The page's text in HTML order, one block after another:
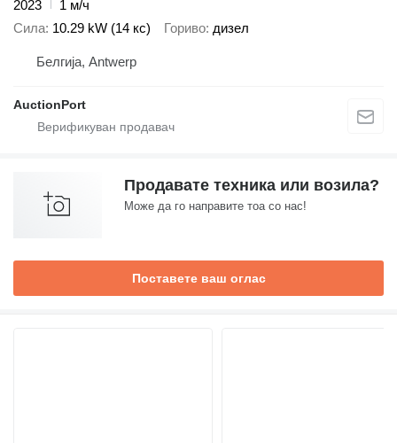
2023
1 м/ч
Сила 10.29 kW (14 кс) Гориво дизел
Белгија, Antwerp
AuctionPort
Продавате техника или возила?
Може да го направите тоа со нас!
Поставете ваш оглас